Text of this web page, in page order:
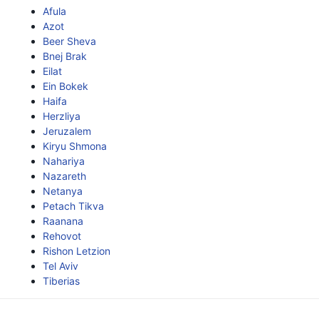
Afula
Azot
Beer Sheva
Bnej Brak
Eilat
Ein Bokek
Haifa
Herzliya
Jeruzalem
Kiryu Shmona
Nahariya
Nazareth
Netanya
Petach Tikva
Raanana
Rehovot
Rishon Letzion
Tel Aviv
Tiberias